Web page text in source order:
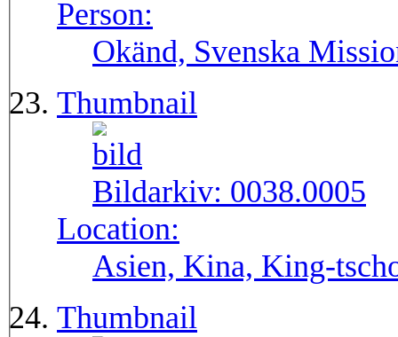
Person:
Okänd, Svenska
Thumbnail
Bildarkiv: 0038.0005
Location:
Asien, Kina, King-
Thumbnail